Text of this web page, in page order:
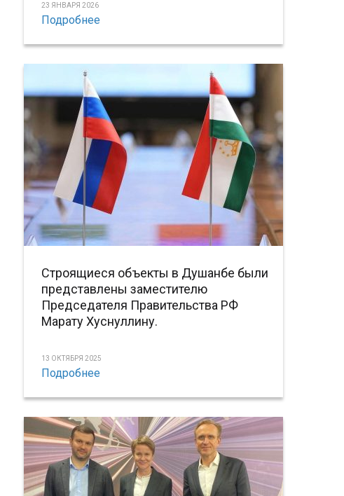
23 ЯНВАРЯ 2026
Подробнее
Строящиеся объекты в Душанбе были
представлены заместителю
Председателя Правительства РФ
Марату Хуснуллину.
13 ОКТЯБРЯ 2025
Подробнее